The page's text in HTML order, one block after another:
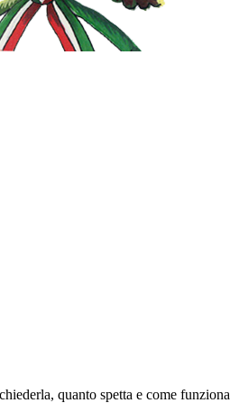
quanto spetta e come funziona